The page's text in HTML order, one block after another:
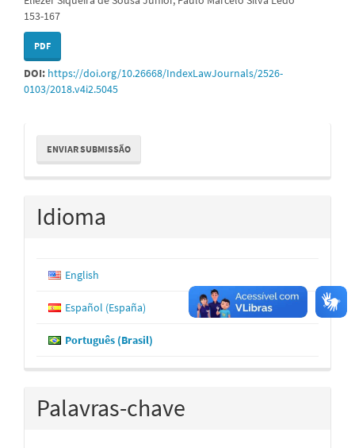
153-167
PDF
DOI: https://doi.org/10.26668/IndexLawJournals/2526-
0103/2018.v4i2.5045
Enviar
Submissão
ENVIAR SUBMISSÃO
Idioma
English
Español (España)
Português (Brasil)
Palavras-chave